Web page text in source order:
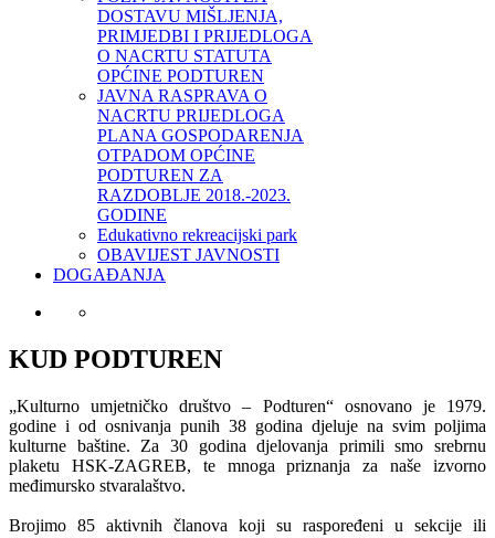
DOSTAVU MIŠLJENJA,
PRIMJEDBI I PRIJEDLOGA
O NACRTU STATUTA
OPĆINE PODTUREN
JAVNA RASPRAVA O
NACRTU PRIJEDLOGA
PLANA GOSPODARENJA
OTPADOM OPĆINE
PODTUREN ZA
RAZDOBLJE 2018.-2023.
GODINE
Edukativno rekreacijski park
OBAVIJEST JAVNOSTI
DOGAĐANJA
KUD PODTUREN
„Kulturno umjetničko društvo – Podturen“ osnovano je 1979.
godine i od osnivanja punih 38 godina djeluje na svim poljima
kulturne baštine. Za 30 godina djelovanja primili smo srebrnu
plaketu HSK-ZAGREB, te mnoga priznanja za naše izvorno
međimursko stvaralaštvo.
Brojimo 85 aktivnih članova koji su raspoređeni u sekcije ili